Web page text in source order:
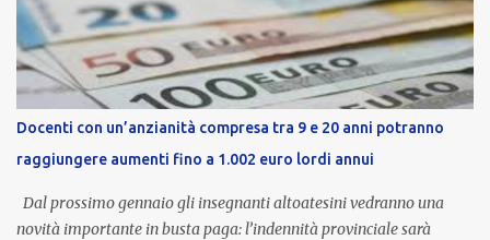
Docenti con un’anzianità compresa tra 9 e 20 anni potranno
raggiungere aumenti fino a 1.002 euro lordi annui
Dal prossimo gennaio gli insegnanti altoatesini vedranno una
novità importante in busta paga: l’indennità provinciale sarà